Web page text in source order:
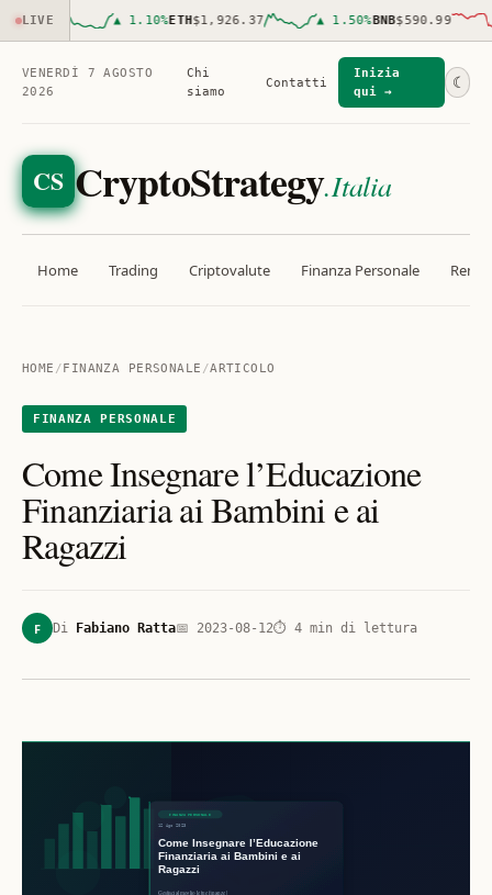
LIVE ▲ 1.10%ETH$1,926.37 ▲ 1.50%BNB$590.99
VENERDÌ 7 AGOSTO
2026
Chi
siamo
Contatti
Inizia
qui →
☾
CS CryptoStrategy.Italia
Home Trading Criptovalute Finanza Personale
HOME /FINANZA PERSONALE /ARTICOLO
FINANZA PERSONALE
Come Insegnare l’Educazione
Finanziaria ai Bambini e ai
Ragazzi
F Di Fabiano Ratta📅 2023-08-12⏱ 4 min di lettura